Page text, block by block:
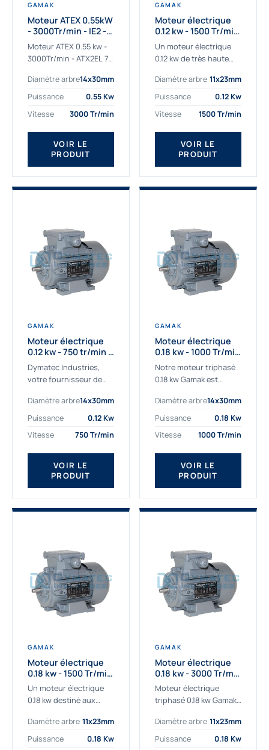
GAMAK
Moteur ATEX 0.55kW
- 3000Tr/min - IE2 -
Zone 2/22 -
Aluminium
Moteur ATEX 0.55 kw -
3000Tr/min - ATX2EL 71
pour les atmosphères
explosives Le moteur
Diamètre arbre14x30mm
Puissance
0.55 Kw
Vitesse
3000 Tr/min
VOIR LE
PRODUIT
GAMAK
Moteur électrique
0.12 kw - 1500 Tr/min
- 230/400V - IE2
Un moteur électrique
0.12 kw de très haute
applications les plus
sollicitées. Nous
fournissons des
moteurs électriques...
Diamètre arbre 11x23mm
Puissance
0.12 Kw
Vitesse
1500 Tr/min
VOIR LE
PRODUIT
GAMAK
Moteur électrique
0.12 kw - 750 tr/min -
230/400V - IE2
Dymatec Industries,
votre fournisseur de
kw. Dymatec Industries
vous propose le moteur
moteur de
qualité Gamak...
Diamètre arbre14x30mm
Puissance
0.12 Kw
Vitesse
750 Tr/min
VOIR LE
PRODUIT
GAMAK
Moteur électrique
0.18 kw - 1000 Tr/min
- 230/400V - IE2
Notre moteur triphasé
0.18 kw Gamak est
aux applications
sévères. Nous
assemblons et
fournissons des
moteurs asynchrones
depuis de
nombreuses...
Diamètre arbre14x30mm
Puissance
0.18 Kw
Vitesse
1000 Tr/min
VOIR LE
PRODUIT
GAMAK
Moteur électrique
0.18 kw - 1500 Tr/min
- 230/400V - IE2
Un moteur électrique
0.18 kw destiné aux
exigeantes. Fort de
nombreuses années
Diamètre arbre 11x23mm
Puissance
0.18 Kw
GAMAK
Moteur électrique
0.18 kw - 3000 Tr/min
- 230/400V - IE2
Moteur électrique
triphasé 0.18 kw Gamak,
professionnelle
indispensable à vos
Diamètre arbre 11x23mm
Puissance
0.18 Kw